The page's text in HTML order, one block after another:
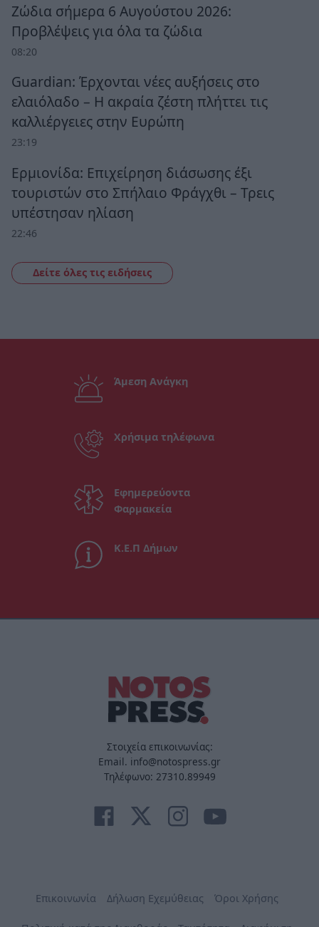
Ζώδια σήμερα 6 Αυγούστου 2026:
Προβλέψεις για όλα τα ζώδια
08:20
Guardian: Έρχονται νέες αυξήσεις στο
ελαιόλαδο – Η ακραία ζέστη πλήττει τις
καλλιέργειες στην Ευρώπη
23:19
Ερμιονίδα: Επιχείρηση διάσωσης έξι
τουριστών στο Σπήλαιο Φράγχθι – Τρεις
υπέστησαν ηλίαση
22:46
Δείτε όλες τις ειδήσεις
Άμεση Ανάγκη
Χρήσιμα τηλέφωνα
Εφημερεύοντα
Φαρμακεία
Κ.Ε.Π Δήμων
Στοιχεία επικοινωνίας:
Email. info@notospress.gr
Τηλέφωνο: 27310.89949
Επικοινωνία Δήλωση Εχεμύθειας Όροι Χρήσης